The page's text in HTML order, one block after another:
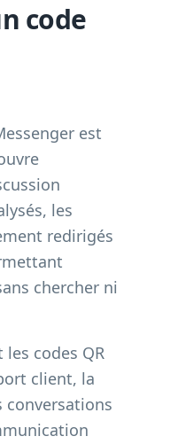
code
est
les
redirigés
chercher ni
codes QR
client, la
conversations